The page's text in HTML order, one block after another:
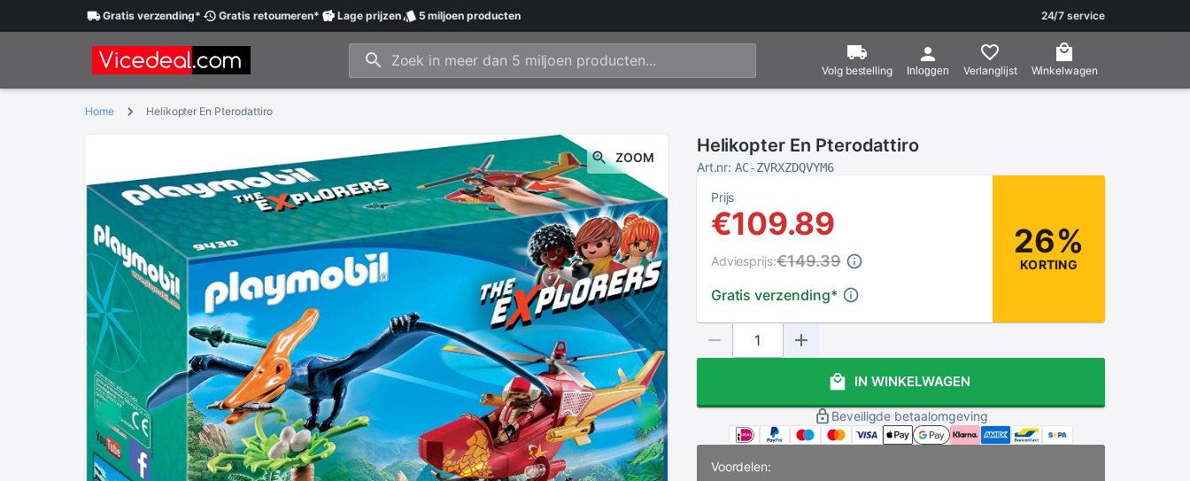
Gratisverzending* Gratisretourneren* Lageprijzen 5 miljoen producten 24/7 service
Volg bestelling Inloggen Verlanglijst Winkelwagen
Home Helikopter En Pterodattiro
ZOOM
Helikopter En Pterodattiro
Art.nr:AC-ZVRXZDQVYM6
Prijs
€109.89
Gratis verzending*
Adviesprijs:€149.39
26%
KORTING
IN WINKELWAGEN
Beveiligde betaalomgeving
Voordelen: